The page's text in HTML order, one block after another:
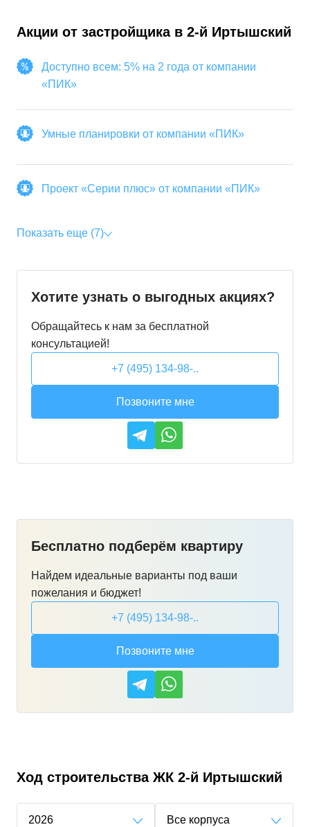
Акции от застройщика в 2-й Иртышский
Доступно всем: 5% на 2 года от компании
«ПИК»
Умные планировки от компании «ПИК»
Проект «Серии плюс» от компании «ПИК»
Показать еще (7)
Хотите узнать о выгодных акциях?
Обращайтесь к нам за бесплатной
консультацией!
+7 (495) 134-98-..
Позвоните мне
Бесплатно подберём квартиру
Найдем идеальные варианты под ваши
пожелания и бюджет!
+7 (495) 134-98-..
Позвоните мне
Ход строительства ЖК 2-й Иртышский
2026 Все корпуса